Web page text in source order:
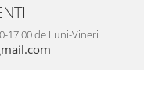
17:00 de Luni-Vineri